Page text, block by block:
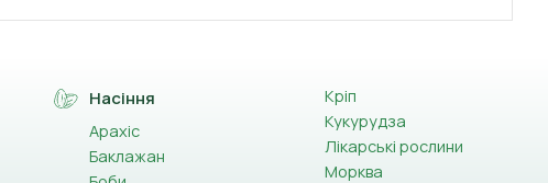
Насіння
Арахіс
Баклажан
Кріп
Кукурудза
Лікарські рослини
Морква